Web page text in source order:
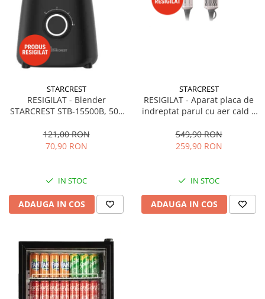
STARCREST
RESIGILAT - Blender
STARCREST STB-15500B, 500
Pulse, Negru
121,00 RON
70,90 RON
IN STOC
ADAUGA IN COS
STARCREST
RESIGILAT - Aparat placa de
indreptat parul cu aer cald 2
1300 W, Uscare si indreptare,
Afisaj LCD, Tehnologie cu ioni
549,90 RON
259,90 RON
IN STOC
ADAUGA IN COS